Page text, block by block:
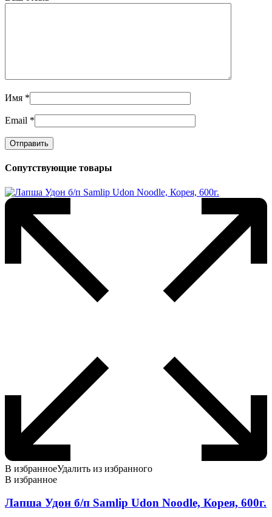
Имя *
Email *
Сопутствующие товары
В избранноеУдалить из избранного
В избранное
Лапша Удон б/п Samlip Udon Noodle, Корея, 600г.